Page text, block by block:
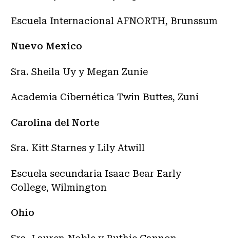
Escuela Internacional AFNORTH, Brunssum
Nuevo Mexico
Sra. Sheila Uy y Megan Zunie
Academia Cibernética Twin Buttes, Zuni
Carolina del Norte
Sra. Kitt Starnes y Lily Atwill
Escuela secundaria Isaac Bear Early
College, Wilmington
Ohio